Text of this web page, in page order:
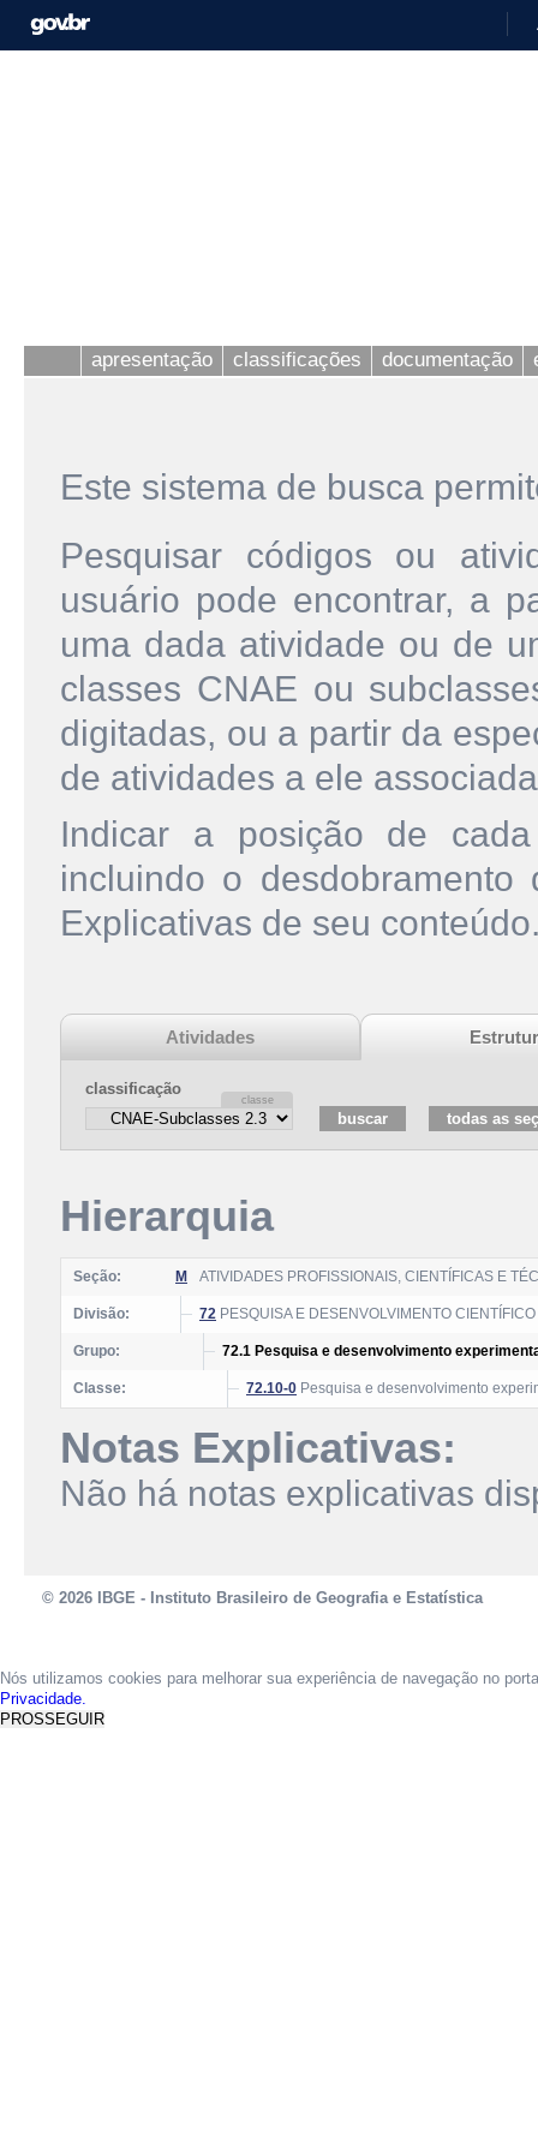
apresentação classificações documentação
Este sistema de busca
Pesquisar códigos ou
usuário pode encontrar, a
uma dada atividade ou de
classes CNAE ou
digitadas, ou a partir da
de atividades a ele
Indicar a posição de
incluindo o
Explicativas de seu
Atividades
classificação
Hierarquia
Seção: M ATIVIDADES PROFISSIONAIS, CIENTÍFICAS E
Divisão: 72 PESQUISA E DESENVOLVIMENTO CIENTÍFICO
Grupo: 72.1 Pesquisa e desenvolvimento
Classe: 72.10-0 Pesquisa e desenvolvimento
Notas Explicativas:
Não há notas explicativas
© 2026 IBGE - Instituto Brasileiro de Geografia e Estatística
Nós utilizamos cookies para melhorar sua experiência de navegação no
Privacidade.
PROSSEGUIR